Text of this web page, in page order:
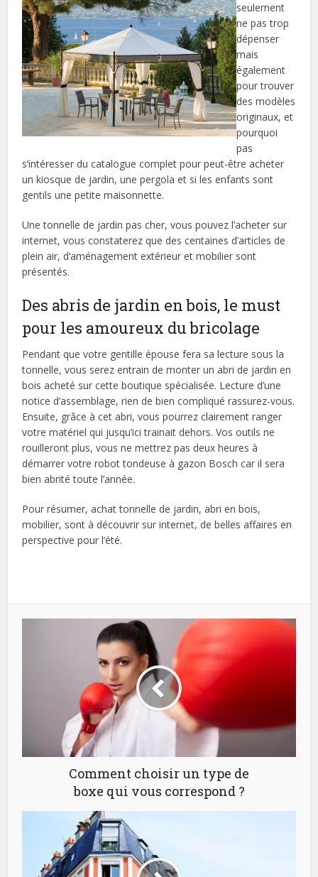
seulement
ne pas trop
dépenser
mais
également
pour trouver
des modèles
originaux, et
pourquoi
pas
s’intéresser du catalogue complet pour peut-être acheter
un kiosque de jardin, une pergola et si les enfants sont
gentils une petite maisonnette.
Une tonnelle de jardin pas cher, vous pouvez l’acheter sur
internet, vous constaterez que des centaines d’articles de
plein air, d’aménagement extérieur et mobilier sont
présentés.
Des abris de jardin en bois, le must
pour les amoureux du bricolage
Pendant que votre gentille épouse fera sa lecture sous la
tonnelle, vous serez entrain de monter un abri de jardin en
bois acheté sur cette boutique spécialisée. Lecture d’une
notice d’assemblage, rien de bien compliqué rassurez-vous.
Ensuite, grâce à cet abri, vous pourrez clairement ranger
votre matériel qui jusqu’ici trainait dehors. Vos outils ne
rouilleront plus, vous ne mettrez pas deux heures à
démarrer votre robot tondeuse à gazon Bosch car il sera
bien abrité toute l’année.
Pour résumer, achat tonnelle de jardin, abri en bois,
mobilier, sont à découvrir sur internet, de belles affaires en
perspective pour l’été.
Comment choisir un type de
boxe qui vous correspond ?